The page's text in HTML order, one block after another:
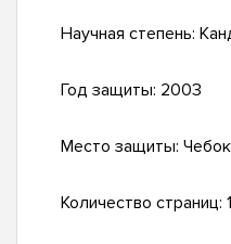
Научная степень:
Год защиты: 2003
Место защиты:
Количество страниц: